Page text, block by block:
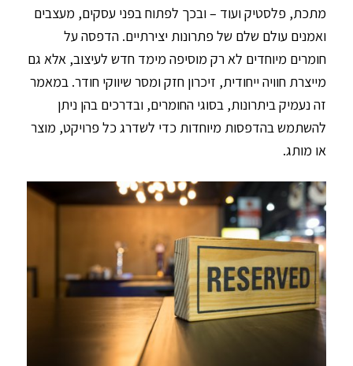
מתכת, פלסטיק ועוד – ובכך לפתוח בפני עסקים, מעצבים
ואמנים עולם שלם של פתרונות יצירתיים. הדפסה על
חומרים מיוחדים לא רק מוסיפה מימד חדש לעיצוב, אלא גם
מייצרת חוויה ייחודית, זיכרון חזק ומסר שיווקי חודר. במאמר
זה נעמיק ביתרונות, בסוגי החומרים, ובדרכים בהן ניתן
להשתמש בהדפסות מיוחדות כדי לשדרג כל פרויקט, מוצר
או מותג.